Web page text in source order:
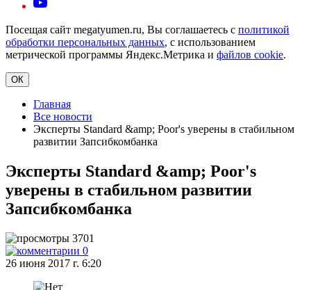
Посещая сайт megatyumen.ru, Вы соглашаетесь с политикой
обработки персональных данных, с использованием
метрической программы Яндекс.Метрика и файлов cookie.
ОК
Главная
Все новости
Эксперты Standard &amp; Poor's уверены в стабильном
развитии Запсибкомбанка
Эксперты Standard &amp; Poor's
уверены в стабильном развитии
Запсибкомбанка
3701
0
26 июня 2017 г. 6:20